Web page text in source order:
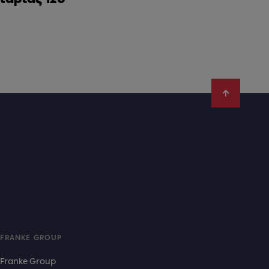
FRANKE GROUP
Franke Group